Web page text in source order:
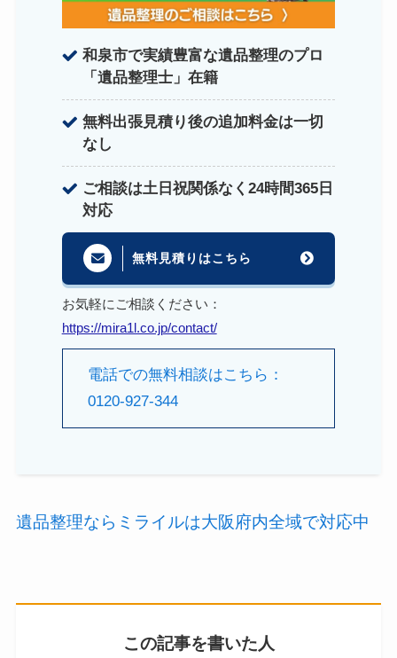
和泉市で実績豊富な遺品整理のプロ
「遺品整理士」在籍
無料出張見積り後の追加料金は一切
なし
ご相談は土日祝関係なく24時間365日
対応
無料見積りはこちら
お気軽にご相談ください：
https://mira1l.co.jp/contact/
電話での無料相談はこちら：
0120-927-344
遺品整理ならミライルは大阪府内全域で対応中
この記事を書いた人